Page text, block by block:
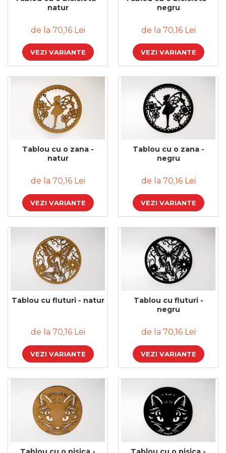
Ateliere - planse cu nisip colorat
natur
de la 70,16 Lei
VEZI VARIANTE
negru
de la 70,16 Lei
VEZI VARIANTE
Tablou cu o zana -
natur
de la 70,16 Lei
VEZI VARIANTE
Tablou cu o zana -
negru
de la 70,16 Lei
VEZI VARIANTE
Tablou cu fluturi - natur
de la 70,16 Lei
VEZI VARIANTE
Tablou cu fluturi -
negru
de la 70,16 Lei
VEZI VARIANTE